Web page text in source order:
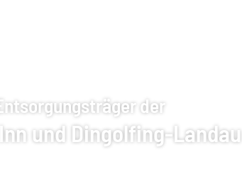
der
und Dingolfing-Landau